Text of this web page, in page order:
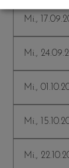
Mi.,
Mi.,
Mi.,
Mi.,
Mi.,